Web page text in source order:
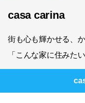
casa carina
街も心も輝かせる、
「こんな家に住みた